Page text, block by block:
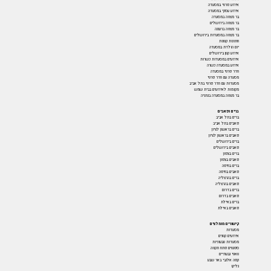
אירוע פרטי במסעדה
אירוע עסקי במסעדה
בר מצווה במסעדה
בר מצווה בירושלים
בר מצווה ברעננה
בר מצווה במסעדות בירושלים
חתונות קטנות
יום הולדת במסעדה
אירוע קטן בירושלים
אירועים במסעדות כשרות
אירוע במסעדה כשרה
חדר פרטי במסעדה
מסעדה עם חדר פרטי
מסעדות עם חדר פרטי בתל אביב
מקומות לאירועים בבית שמש
בר מצווה במסעדה בנתניה
ברים ופאבים
ברים בתל אביב
פאבים בתל אביב
ברים בראשון לציון
פאבים בראשון לציון
ברים בירושלים
פאבים בירושלים
ברים בצפון
פאבים בצפון
ברים בחיפה
פאבים בחיפה
ברים בהרצליה
פאבים בהרצליה
ברים בדרום
פאבים בדרום
ברים באילת
פאבים באילת
קישורים מומלצים
מסעדות
אירועים קטנים
מסעדות טבעוניות
ספגטים פתח תקווה
טאטי גבעתיים
קפה אלנבי באר שבע
גליקו